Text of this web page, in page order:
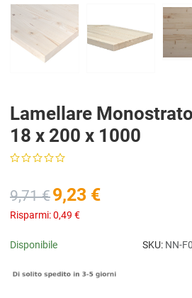
Lamellare
18 x 200 x 1000
9,71 €9,23 €
Risparmi:0,49 €
Disponibile SKU: NN-